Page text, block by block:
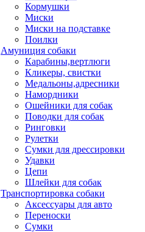
Кормушки
Миски
Миски на подставке
Поилки
Амуниция собаки
Карабины,вертлюги
Кликеры, свистки
Медальоны,адресники
Намордники
Ошейники для собак
Поводки для собак
Ринговки
Рулетки
Сумки для дрессировки
Удавки
Цепи
Шлейки для собак
Транспортировка собаки
Аксессуары для авто
Переноски
Сумки